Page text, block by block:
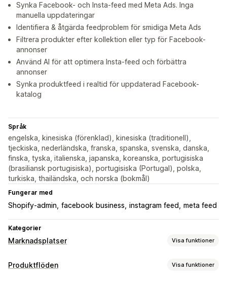
Synka Facebook- och Insta-feed med Meta Ads. Inga
manuella uppdateringar
Identifiera & åtgärda feedproblem för smidiga Meta Ads
Filtrera produkter efter kollektion eller typ för Facebook-
annonser
Använd AI för att optimera Insta-feed och förbättra
annonser
Synka produktfeed i realtid för uppdaterad Facebook-
katalog
Språk
engelska, kinesiska (förenklad), kinesiska (traditionell),
tjeckiska, nederländska, franska, spanska, svenska, danska,
finska, tyska, italienska, japanska, koreanska, portugisiska
(brasiliansk portugisiska), portugisiska (Portugal), polska,
turkiska, thailändska, och norska (bokmål)
Fungerar med
Shopify-admin facebook business instagram feed meta feed
Kategorier
Marknadsplatser Visa funktioner
Hantering av listning
Produktflöden Visa funktioner